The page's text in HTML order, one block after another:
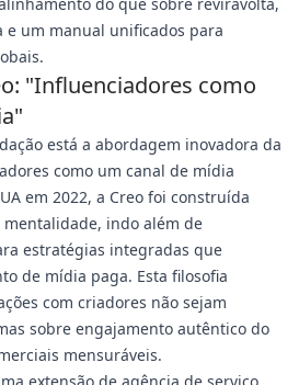
um manual unificados para
"Influenciadores como
está a abordagem inovadora da
como um canal de mídia
em 2022, a Creo foi construída
mentalidade, indo além de
estratégias integradas que
de mídia paga. Esta filosofia
com criadores não sejam
sobre engajamento autêntico do
mensuráveis.